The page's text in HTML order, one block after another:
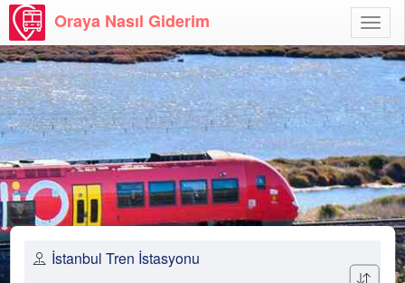
Aç
Oraya Nasıl Giderim